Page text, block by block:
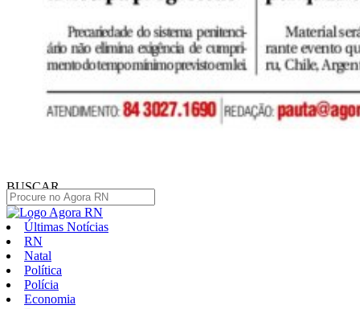
BUSCAR
Últimas Notícias
RN
Natal
Política
Polícia
Economia